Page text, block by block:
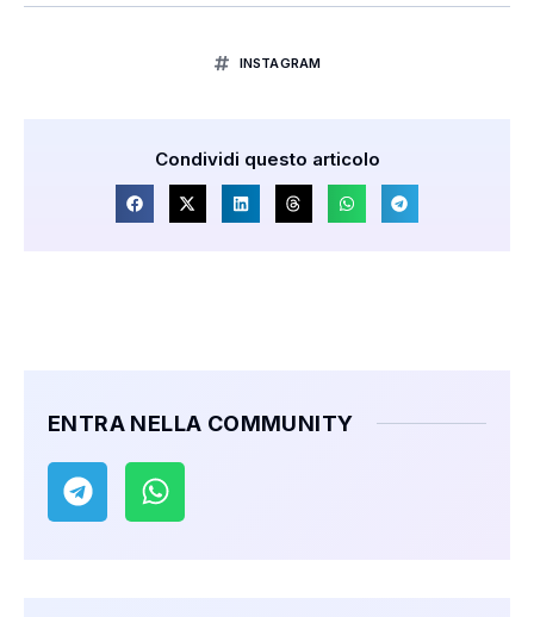
INSTAGRAM
Condividi questo articolo
ENTRA NELLA COMMUNITY